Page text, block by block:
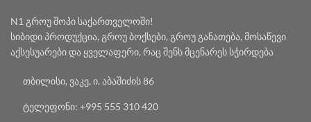
N1 გროუ შოპი საქართველოში!
სიბიდი პროდუქცია, გროუ ბოქსები, გროუ განათება, მოსაწევი
აქსესუარები და ყველაფერი, რაც შენს მცენარეს სჭირდება
თბილისი, ვაკე, ი. აბაშიძის 86
ტელეფონი: +995 555 310 420